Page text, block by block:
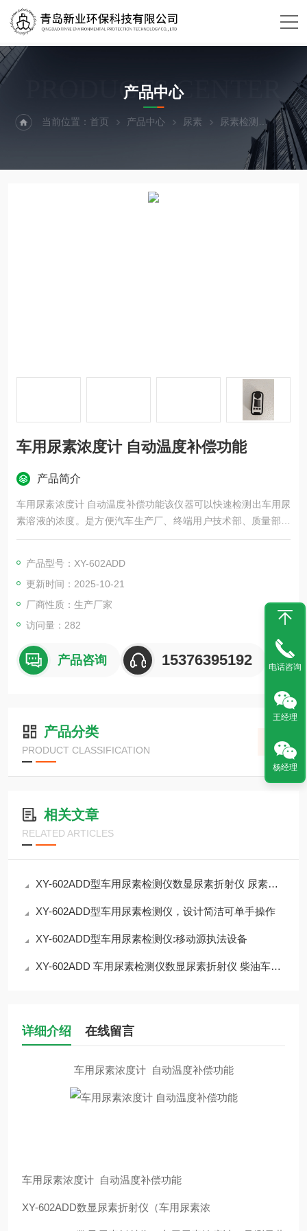
PRODUCTS CENTER
产品中心
当前位置：首页 产品中心 尿素 尿素检测 XY-
车用尿素浓度计 自动温度补偿功能
产品简介
车用尿素浓度计 自动温度补偿功能该仪器可以快速检测出车用尿
素溶液的浓度。是方便汽车生产厂、终端用户技术部、质量部、
防冻液、车用尿素溶液经销商快速鉴别产品部分指标的一种工
用户检测车用尿素溶液产品的浓度是否合格.也可以通过尿素浓度
和冰点的曲线图，来推算尿素的冰点值
产品型号：XY-602ADD
更新时间：2025-10-21
厂商性质：生产厂家
访问量：282
产品咨询 15376395192
产品分类
PRODUCT CLASSIFICATION
相关文章
RELATED ARTICLES
XY-602ADD型车用尿素检测仪数显尿素折射仪 尿素含量0-55.0%
XY-602ADD型车用尿素检测仪，设计简洁可单手操作
XY-602ADD型车用尿素检测仪:移动源执法设备
XY-602ADD 车用尿素检测仪数显尿素折射仪 柴油车尿素检测仪 简介
详细介绍 在线留言
车用尿素浓度计 自动温度补偿功能
车用尿素浓度计 自动温度补偿功能
XY-602ADD数显尿素折射仪（车用尿素浓
电话咨询
王经理
杨经理